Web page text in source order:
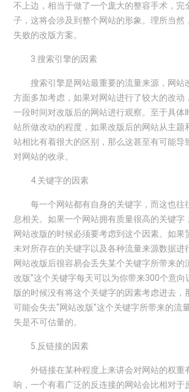
不上边，相当于做了一个庞大的整容手术，完
子，这将会涉及到整个网站的形象。理所当然
失败的改版方案。
3.搜索引擎的因素
搜索引擎是网站最重要的流量来源，网站
方面多加考虑，如果对网站进行了较大的改动
一段时间对改版后的网站进行观察。至于具体
站所做改动的程度，如果改版后的网站从主题
站相比有着很大的区别，那么这甚至有可能导
对网站的收录。
4.关键字的因素
每一个网站都有自身的关键字，而这也往
息相关。如果一个网站拥有质量很高的关键字
网站改版的时候必须要考虑到这个因素。如果
未对所存在的关键字以及各种流量来源数据进
网站改版后很容易会丢失某个关键字所带来的
改版”这个关键字每天可以为你带来300个意向
版的时候没有将这个关键字的因素考虑进去，
可能会失去“网站改版”这个关键字所带来的流
失是不可估量的。
5.反链接的因素
外链接在某种程度上来讲会对网站的权重
响，一个有着广泛的反连接的网站会比相对于